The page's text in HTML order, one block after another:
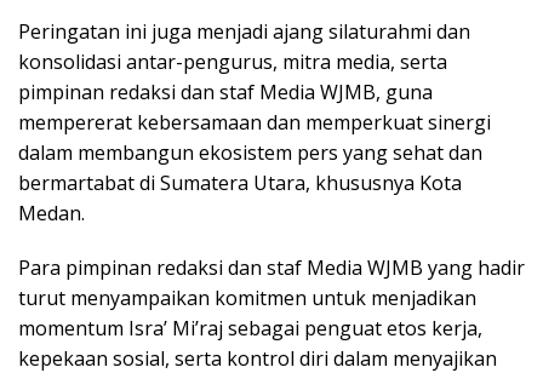
Peringatan ini juga menjadi ajang silaturahmi dan
konsolidasi antar-pengurus, mitra media, serta
pimpinan redaksi dan staf Media WJMB, guna
mempererat kebersamaan dan memperkuat sinergi
dalam membangun ekosistem pers yang sehat dan
bermartabat di Sumatera Utara, khususnya Kota
Medan.
Para pimpinan redaksi dan staf Media WJMB yang hadir
turut menyampaikan komitmen untuk menjadikan
momentum Isra’ Mi’raj sebagai penguat etos kerja,
kepekaan sosial, serta kontrol diri dalam menyajikan